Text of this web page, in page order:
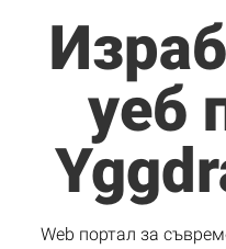
уеб
Web портал за